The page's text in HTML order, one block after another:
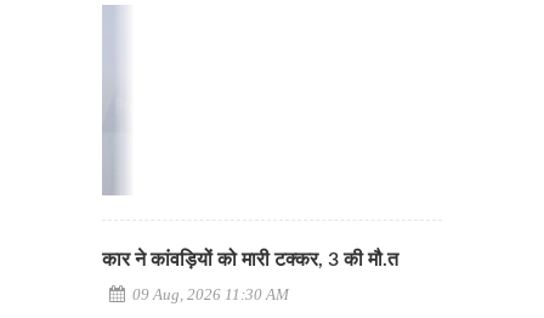
कार ने कांवड़ियों को मारी टक्कर, 3 की मौ.त
09 Aug, 2026 11:30 AM